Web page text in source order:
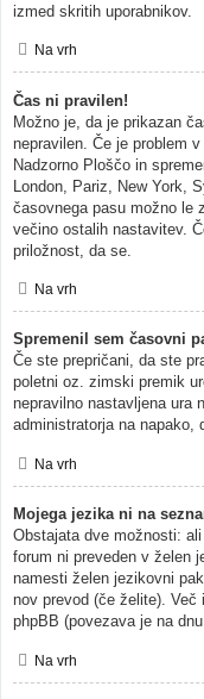
izmed skritih uporabnikov.
Na vrh
Čas ni pravilen!
Možno je, da je prikazan
nepravilen. Če je problem
Nadzorno Ploščo in
London, Pariz, New York,
časovnega pasu možno le
večino ostalih nastavitev.
priložnost, da se.
Na vrh
Spremenil sem časovni
Če ste prepričani, da ste
poletni oz. zimski premik
nepravilno nastavljena ura
administratorja na napako,
Na vrh
Mojega jezika ni na
Obstajata dve možnosti:
forum ni preveden v želen
namesti želen jezikovni
nov prevod (če želite). Več
phpBB (povezava je na
Na vrh